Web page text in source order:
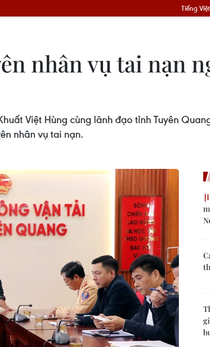
Tiếng Việt
nhân vụ tai nạn
Việt Hùng cùng lãnh đạo tỉnh Tuyên
nhân vụ tai nạn.